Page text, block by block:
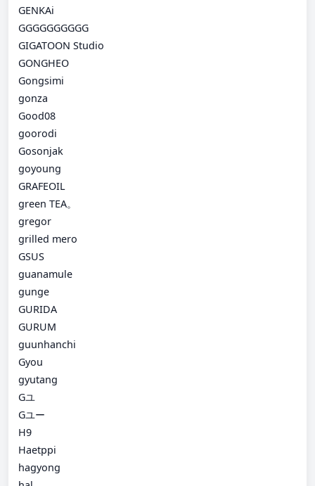
GENKAi
GGGGGGGGGG
GIGATOON Studio
GONGHEO
Gongsimi
gonza
Good08
goorodi
Gosonjak
goyoung
GRAFEOIL
green TEA。
gregor
grilled mero
GSUS
guanamule
gunge
GURIDA
GURUM
guunhanchi
Gyou
gyutang
Gユ
Gユー
H9
Haetppi
hagyong